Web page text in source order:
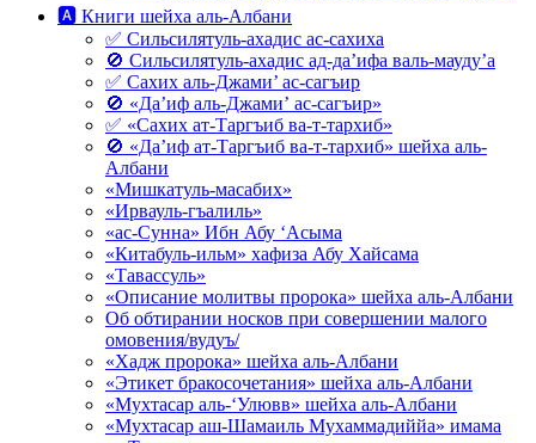
🅰 Книги шейха аль-Албани
✅ Сильсилятуль-ахадис ас-сахиха
🚫 Сильсилятуль-ахадис ад-да’ифа валь-мауду’а
✅ Сахих аль-Джами’ ас-сагъир
🚫 «Да’иф аль-Джами’ ас-сагъир»
✅ «Сахих ат-Таргъиб ва-т-тархиб»
🚫 «Да’иф ат-Таргъиб ва-т-тархиб» шейха аль-
Албани
«Мишкатуль-масабих»
«Ирвауль-гъалиль»
«ас-Сунна» Ибн Абу ‘Асыма
«Китабуль-ильм» хафиза Абу Хайсама
«Тавассуль»
«Описание молитвы пророка» шейха аль-Албани
Об обтирании носков при совершении малого
омовения/вудуъ/
«Хадж пророка» шейха аль-Албани
«Этикет бракосочетания» шейха аль-Албани
«Мухтасар аль-‘Улювв» шейха аль-Албани
«Мухтасар аш-Шамаиль Мухаммадиййа» имама